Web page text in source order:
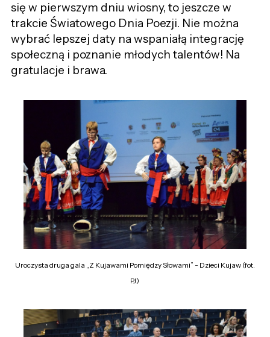
się w pierwszym dniu wiosny, to jeszcze w
trakcie Światowego Dnia Poezji. Nie można
wybrać lepszej daty na wspaniałą integrację
społeczną i poznanie młodych talentów! Na
gratulacje i brawa.
Uroczysta druga gala „Z Kujawami Pomiędzy Słowami” - Dzieci Kujaw (fot.
PJ)